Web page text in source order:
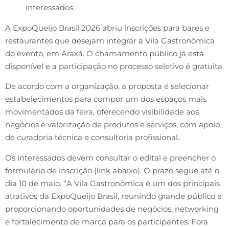
interessados
A ExpoQueijo Brasil 2026 abriu inscrições para bares e
restaurantes que desejam integrar a Vila Gastronômica
do evento, em Araxá. O chamamento público já está
disponível e a participação no processo seletivo é gratuita.
De acordo com a organização, a proposta é selecionar
estabelecimentos para compor um dos espaços mais
movimentados da feira, oferecendo visibilidade aos
negócios e valorização de produtos e serviços, com apoio
de curadoria técnica e consultoria profissional.
Os interessados devem consultar o edital e preencher o
formulário de inscrição (link abaixo). O prazo segue até o
dia 10 de maio. “A Vila Gastronômica é um dos principais
atrativos da ExpoQueijo Brasil, reunindo grande público e
proporcionando oportunidades de negócios, networking
e fortalecimento de marca para os participantes. Fora